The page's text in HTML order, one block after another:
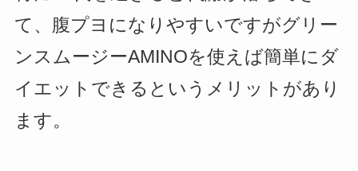
て、腹プヨになりやすいですがグリー
ンスムージーAMINOを使えば簡単にダ
イエットできるというメリットがあり
ます。